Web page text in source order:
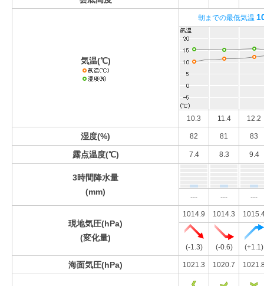
気温(℃)
朝までの最低気温
10.3 11.4 12.2
湿度(%) 82 81 83
露点温度(℃) 7.4 8.3 9.4
3時間降水量
(mm)
--- --- ---
現地気圧(hPa)
(変化量)
1014.9 1014.3
(-1.3) (-0.6) (+1.1)
海面気圧(hPa) 1021.3 1020.7